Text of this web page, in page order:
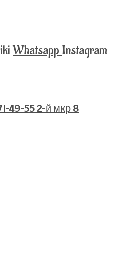
Whatsapp Instagram
49-55 2-й мкр 8